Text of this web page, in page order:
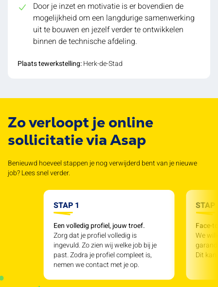
Door je inzet en motivatie is er bovendien de
mogelijkheid om een langdurige samenwerking
uit te bouwen en jezelf verder te ontwikkelen
binnen de technische afdeling.
Plaats tewerkstelling:Herk-de-Stad
Zo verloopt je online
sollicitatie via Asap
Benieuwd hoeveel stappen je nog verwijderd bent van je nieuwe
job? Lees snel verder.
STAP 1
Een volledig profiel, jouw troef.
Zorg dat je profiel volledig is
ingevuld. Zo zien wij welke job bij je
past. Zodra je profiel compleet is,
nemen we contact met je op.
STAP
Face-
We
Dit